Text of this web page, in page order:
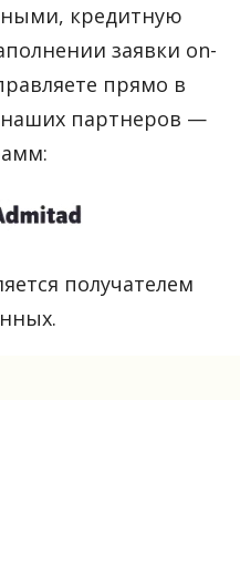
кредитную
заявки on-
прямо в
партнеров —
получателем